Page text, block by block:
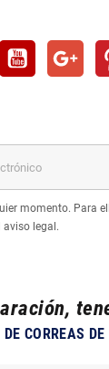
YouTube
momento. Para
legal.
CORREAS DE